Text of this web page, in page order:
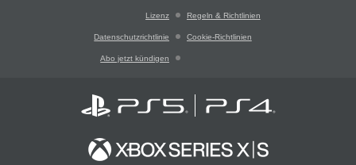
Lizenz Regeln & Richtlinien
Datenschutzrichtlinie Cookie-Richtlinien
Abo jetzt kündigen